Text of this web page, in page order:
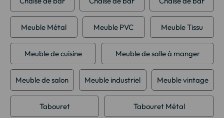
Meuble Métal Meuble PVC Meuble Tissu
Meuble de cuisine Meuble de salle à manger
Meuble de salon Meuble industriel Meuble vintage
Tabouret Tabouret Métal